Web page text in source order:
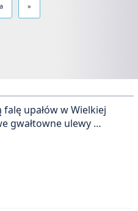
»
falę upałów w Wielkiej
gwałtowne ulewy …